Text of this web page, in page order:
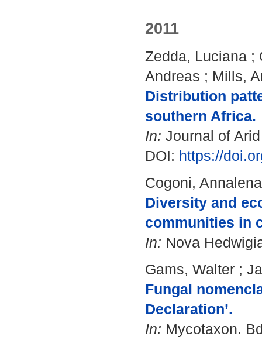
2011
Zedda, Luciana ;
Andreas ; Mills,
Distribution
southern Africa.
In: Journal of
DOI: https://
Cogoni, Annalena
Diversity and
communities in
In: Nova
Gams, Walter ;
Fungal
Declaration’.
In: Mycotaxon.